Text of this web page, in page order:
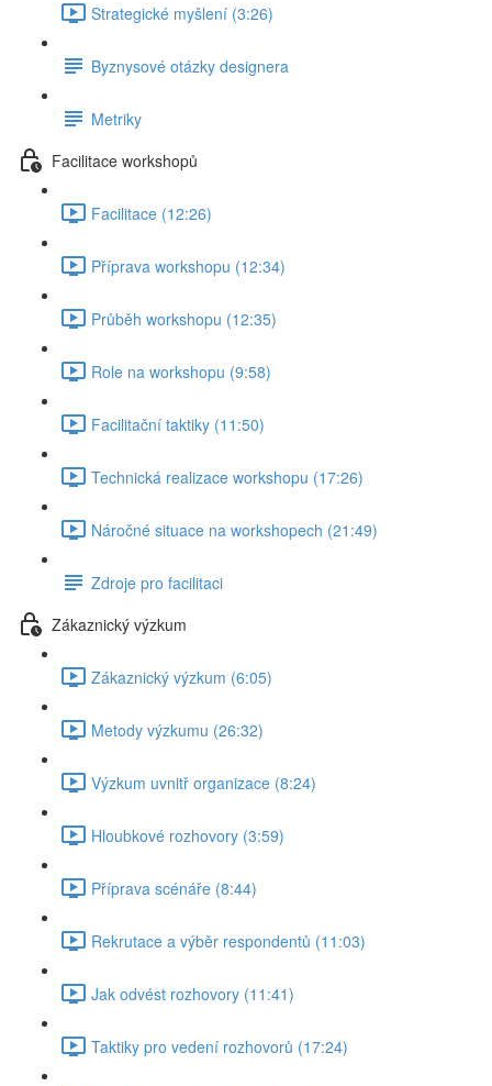
Strategické myšlení (3:26)
Byznysové otázky designera
Metriky
Facilitace workshopů
Facilitace (12:26)
Příprava workshopu (12:34)
Průběh workshopu (12:35)
Role na workshopu (9:58)
Facilitační taktiky (11:50)
Technická realizace workshopu (17:26)
Náročné situace na workshopech (21:49)
Zdroje pro facilitaci
Zákaznický výzkum
Zákaznický výzkum (6:05)
Metody výzkumu (26:32)
Výzkum uvnitř organizace (8:24)
Hloubkové rozhovory (3:59)
Příprava scénáře (8:44)
Rekrutace a výběr respondentů (11:03)
Jak odvést rozhovory (11:41)
Taktiky pro vedení rozhovorů (17:24)